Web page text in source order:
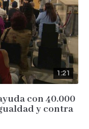
1:21
con 40.000
y contra